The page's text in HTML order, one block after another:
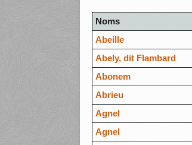
Noms
Abeille
Abely, dit Flambard
Abonem
Abrieu
Agnel
Agnel